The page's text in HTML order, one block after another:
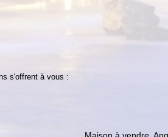
s'offrent à vous :